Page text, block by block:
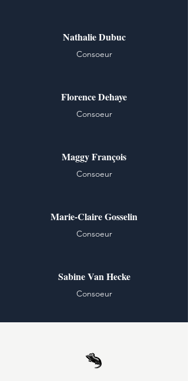
Nathalie Dubuc
Consoeur
Florence Dehaye
Consoeur
Maggy François
Consoeur
Marie-Claire Gosselin
Consoeur
Sabine Van Hecke
Consoeur